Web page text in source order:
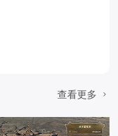
查看更多